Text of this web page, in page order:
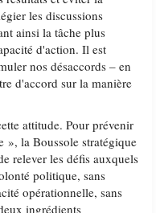
les discussions
ainsi la tâche plus
d'action. Il est
nos désaccords – en
d'accord sur la manière
attitude. Pour prévenir
», la Boussole stratégique
relever les défis auxquels
politique, sans
opérationnelle, sans
ingrédients